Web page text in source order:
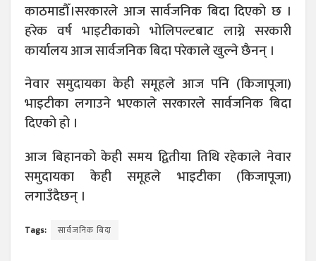
काठमाडौँ।सरकारले आज सार्वजनिक बिदा दिएको छ ।
हरेक वर्ष भाइटीकाको भोलिपल्टबाट लाग्ने सरकारी
कार्यालय आज सार्वजनिक बिदा परेकाले खुल्ने छैनन् ।
नेवार समुदायका केही समूहले आज पनि (किजापूजा)
भाइटीका लगाउने भएकाले सरकारले सार्वजनिक बिदा
दिएको हो ।
आज बिहानको केही समय द्वितीया तिथि रहेकाले नेवार
समुदायका केही समूहले भाइटीका (किजापूजा)
लगाउँदैछन् ।
Tags: सार्वजनिक बिदा